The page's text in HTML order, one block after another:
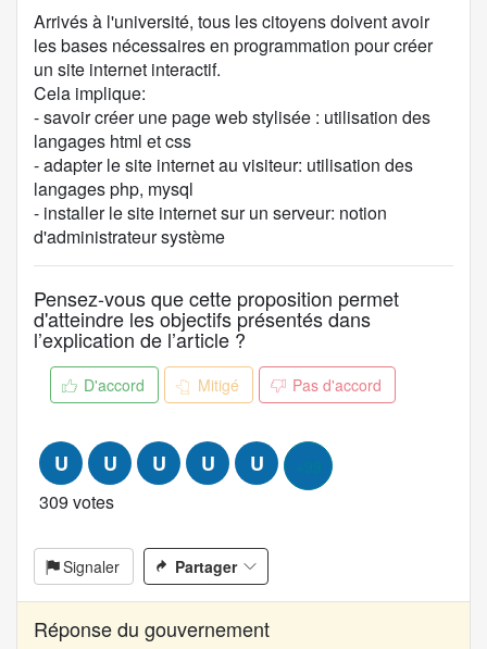
C
o
n
t
e
n
u
d
e
l
a
r
o
p
o
:
Arrivés à l'université, tous les citoyens doivent avoir
les bases nécessaires en programmation pour créer
un site internet interactif.
Cela implique:
- savoir créer une page web stylisée : utilisation des
langages html et css
- adapter le site internet au visiteur: utilisation des
langages php, mysql
- installer le site internet sur un serveur: notion
d'administrateur système
Pensez-vous que cette proposition permet
d'atteindre les objectifs présentés dans
l’explication de l’article ?
D'accord Mitigé Pas d'accord
U U U U U
309 votes
Signaler Partager
Réponse du gouvernement